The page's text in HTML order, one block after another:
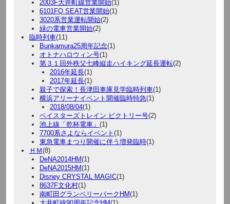
2003F大井町線営業開始(1)
6101FQ SEAT営業開始(1)
3020系営業運転開始(2)
緑の電車営業開始(2)
臨時列車(11)
Bunkamura25周年記念(1)
オトナハロウィン号(1)
第３１回外秩父七峰縦走ハイキング延長運転(2)
2016年延長(1)
2017年延長(1)
親子で探索！長津田車庫見学臨時列車(1)
横浜アリーナイベント開催臨時特急(1)
2018/08/04(1)
ベイスターズトレイン ビクトリー号(2)
池上線「乾杯電車」 (1)
7700系さよならイベント (1)
東急電車まつり開催に伴う増発臨時(1)
ＨＭ(8)
DeNA2014HM(1)
DeNA2015HM(1)
Disney CRYSTAL MAGIC(1)
8637F文化村(1)
南町田グランベリーパークHM(1)